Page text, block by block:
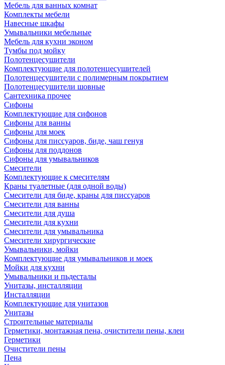
Мебель для ванных комнат
Комплекты мебели
Навесные шкафы
Умывальники мебельные
Мебель для кухни эконом
Тумбы под мойку
Полотенцесушители
Комплектующие для полотенцесушителей
Полотенцесушители с полимерным покрытием
Полотенцесушители шовные
Сантехника прочее
Сифоны
Комплектующие для сифонов
Сифоны для ванны
Сифоны для моек
Сифоны для писсуаров, биде, чаш генуя
Сифоны для поддонов
Сифоны для умывальников
Смесители
Комплектующие к смесителям
Краны туалетные (для одной воды)
Смесители для биде, краны для писсуаров
Смесители для ванны
Смесители для душа
Смесители для кухни
Смесители для умывальника
Смесители хирургические
Умывальники, мойки
Комплектующие для умывальников и моек
Мойки для кухни
Умывальники и пьдесталы
Унитазы, инсталляции
Инсталляции
Комплектующие для унитазов
Унитазы
Строительные материалы
Герметики, монтажная пена, очистители пены, клеи
Герметики
Очистители пены
Пена